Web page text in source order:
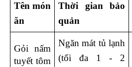
Tên món
ăn
Thời gian bảo
quản
Gỏi nấm
tuyết tôm
Ngăn mát tủ lạnh
(tối đa 1 - 2